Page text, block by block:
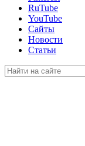
RuTube
YouTube
Сайты
Новости
Статьи